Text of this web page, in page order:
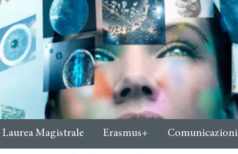
Laurea Magistrale Erasmus+ Comunicazioni